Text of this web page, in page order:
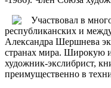
Участвовал в
республиканских и
Александра Шершнева
странах мира. Широкую
художник-экслибрист,
преимущественно в